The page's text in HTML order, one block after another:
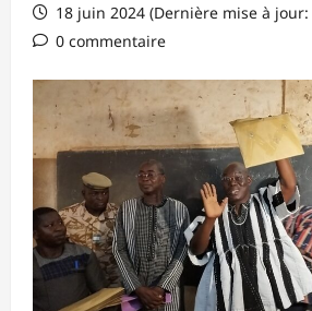
18 juin 2024 (Dernière mise à
0 commentaire